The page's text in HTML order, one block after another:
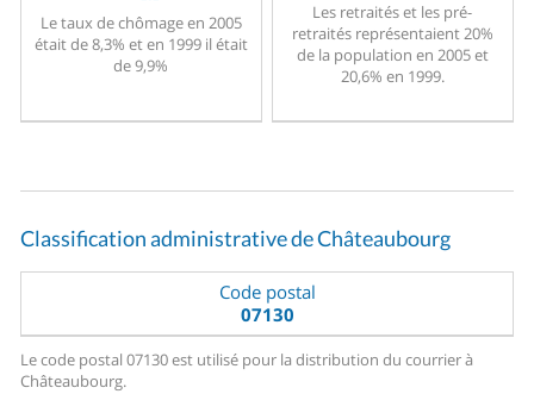
Le taux de chômage en 2005
était de 8,3% et en 1999 il était
de 9,9%
Les retraités et les pré-
retraités représentaient 20%
de la population en 2005 et
20,6% en 1999.
Classification administrative de Châteaubourg
Code postal
07130
Le code postal 07130 est utilisé pour la distribution du courrier à
Châteaubourg.